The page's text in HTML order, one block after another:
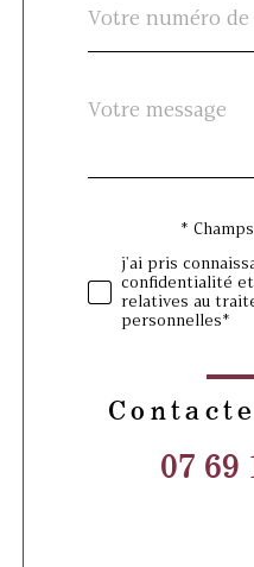
*
Fieldset
défaut
Message
Validation
*
j'ai pris
confidentialité
relatives au
personnelles*
07 69